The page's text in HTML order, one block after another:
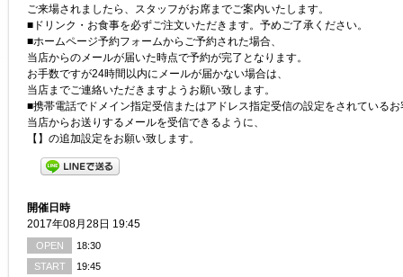
ご来場されましたら、スタッフがお席までご案内いたします。
■ドリンク・お食事を必ずご注文いただきます。予めご了承ください。
■ホームページ予約フォームからご予約された場合、
当店からのメールが届いた時点で予約が完了となります。
お手数ですが24時間以内にメールが届かない場合は、
当店までご連絡いただきますようお願い致します。
■携帯電話でドメイン指定受信またはアドレス指定受信の設定をされているお
当店からお送りするメールを受信できるように、
【】の追加設定をお願い致します。
開催日時
2017年08月28日 19:45
OPEN
18:30
START
19:45